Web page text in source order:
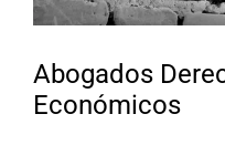
Abogados
Económicos